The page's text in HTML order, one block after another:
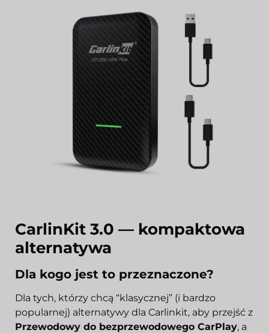
CarlinKit 3.0 — kompaktowa
alternatywa
Dla kogo jest to przeznaczone?
Dla tych, którzy chcą “klasycznej” (i bardzo
popularnej) alternatywy dla Carlinkit, aby przejść z
Przewodowy do bezprzewodowego CarPlay, a